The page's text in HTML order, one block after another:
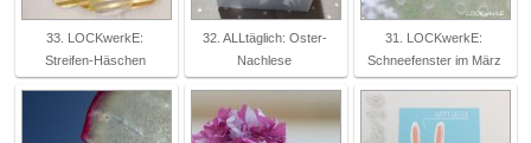
33. LOCKwerkE:
Streifen-Häschen
32. ALLtäglich: Oster-
Nachlese
31. LOCKwerkE:
Schneefenster im März